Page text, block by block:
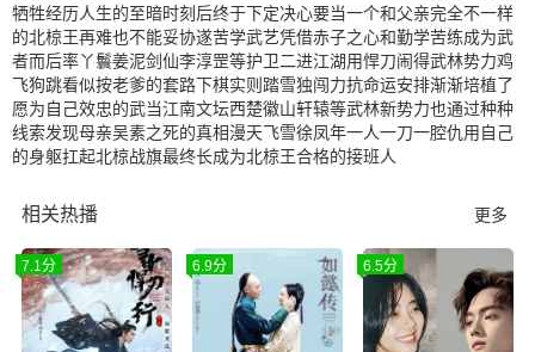
牺牲经历人生的至暗时刻后终于下定决心要当一个和父亲完全不一样
的北椋王再难也不能妥协遂苦学武艺凭借赤子之心和勤学苦练成为武
者而后率丫鬟姜泥剑仙李淳罡等护卫二进江湖用悍刀闹得武林势力鸡
飞狗跳看似按老爹的套路下棋实则踏雪独闯力抗命运安排渐渐培植了
愿为自己效忠的武当江南文坛西楚徽山轩辕等武林新势力也通过种种
线索发现母亲吴素之死的真相漫天飞雪徐凤年一人一刀一腔仇用自己
的身躯扛起北椋战旗最终长成为北椋王合格的接班人
相关热播 更多
7.1分 6.9分 6.5分